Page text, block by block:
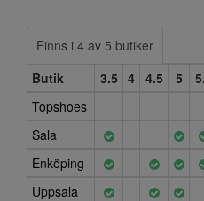
Finns i 4 av 5 butiker
Butik
3.5 4 4.5 5
Topshoes
Sala
Enköping
Uppsala